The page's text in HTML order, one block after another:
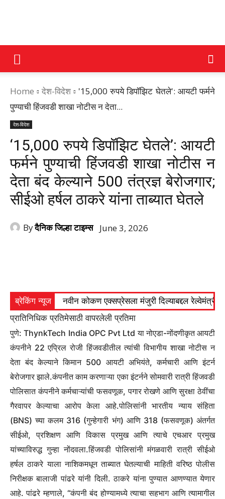
DAINIK
JILHA
Home देश-विदेश
'15,000 रुपये डिपॉझिट घेतले': आयटी फर्मने
पुण्याची हिंजवडी शाखा नोटीस न देता...
देश-विदेश
‘15,000 रुपये डिपॉझिट घेतले’: आयटी
फर्मने पुण्याची हिंजवडी शाखा नोटीस न
देता बंद केल्याने 500 तंत्रज्ञ बेरोजगार;
सीईओ हर्षल ठाकरे यांना ताब्यात घेतले
Byदैनिक जिल्हा टाइम्स June 3, 2026
ब्रेकिंग न्यूज नवीन कोकण एक्सप्रेसला मंजुरी दिल्याबद्दल रेल्वेमंत्री
प्रातिनिधिक प्रतिमेसाठी वापरलेली प्रतिमा
पुणे: ThynkTech India OPC Pvt Ltd या नोएडा-नोंदणीकृत आयटी
कंपनीने 22 एप्रिल रोजी हिंजवडीतील त्यांची विभागीय शाखा नोटीस न
देता बंद केल्याने किमान 500 आयटी अभियंते, कर्मचारी आणि इंटर्न
बेरोजगार झाले.कंपनीत काम करणाऱ्या एका इंटर्नने सोमवारी रात्री हिंजवडी
पोलिसात कंपनीने कर्मचाऱ्यांची फसवणूक, पगार रोखणे आणि सुरक्षा ठेवींचा
गैरवापर केल्याचा आरोप केला आहे.पोलिसांनी भारतीय न्याय संहिता
(BNS) च्या कलम 316 (गुन्हेगारी भंग) आणि 318 (फसवणूक) अंतर्गत
सीईओ, प्रशिक्षण आणि विकास प्रमुख आणि त्याचे एचआर प्रमुख
यांच्याविरुद्ध गुन्हा नोंदवला.हिंजवडी पोलिसांनी मंगळवारी रात्री सीईओ
हर्षल ठाकरे याला नाशिकमधून ताब्यात घेतल्याची माहिती वरिष्ठ पोलीस
निरीक्षक बालाजी पांढरे यांनी दिली.ठाकरे यांना पुण्यात आणण्यात येणार
आहे. पांढरे म्हणाले, “कंपनी बंद होण्यामध्ये त्याचा सहभाग आणि त्यामागील